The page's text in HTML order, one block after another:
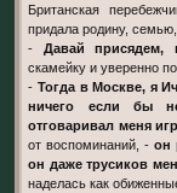
Британская
придала родину, семью,
- Давай присядем,
скамейку и уверенно
- Тогда в Москве, я
ничего если бы
отговаривал меня
от воспоминаний, - он
он даже трусиков
наделась как